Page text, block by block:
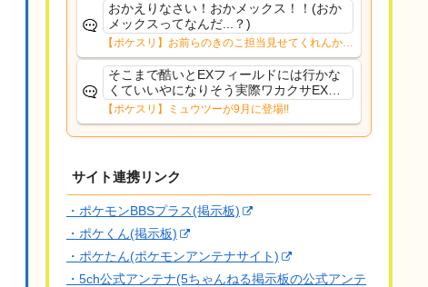
おかえりなさい！おかメックス！！(おか
メックスってなんだ...？)
【ポケスリ】お前らのきのこ担当見せてくれんか…
そこまで酷いとEXフィールドには行かな
くていいやになりそう実際ワカクサEXで
さえあんまり行ってないや
【ポケスリ】ミュウツーが9月に登場!!
サイト連携リンク
・ポケモンBBSプラス(掲示板)
・ポケくん(掲示板)
・ポケたん(ポケモンアンテナサイト)
・5ch公式アンテナ(5ちゃんねる掲示板の公式アンテ